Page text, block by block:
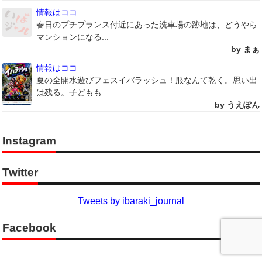
情報はココ
春日のプチプランス付近にあった洗車場の跡地は、どうやら
マンションになる...
by まぁ
情報はココ
夏の全開水遊びフェスイバラッシュ！服なんて乾く。思い出
は残る。子どもも...
by うえぽん
Instagram
Twitter
Tweets by ibaraki_journal
Facebook